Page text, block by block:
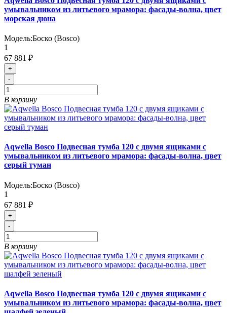
умывальником из литьевого мрамора: фасады-волна, цвет
морская дюна
Модель:Боско (Bosco)
1
67 881 ₽
+
-
В корзину
Aqwella Bosco Подвесная тумба 120 с двумя ящиками с
умывальником из литьевого мрамора: фасады-волна, цвет
серый туман
Модель:Боско (Bosco)
1
67 881 ₽
+
-
В корзину
Aqwella Bosco Подвесная тумба 120 с двумя ящиками с
умывальником из литьевого мрамора: фасады-волна, цвет